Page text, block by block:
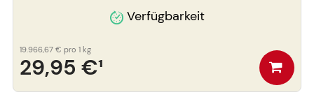
Verfügbarkeit
29,95 €¹
19.966,67 € pro 1 kg